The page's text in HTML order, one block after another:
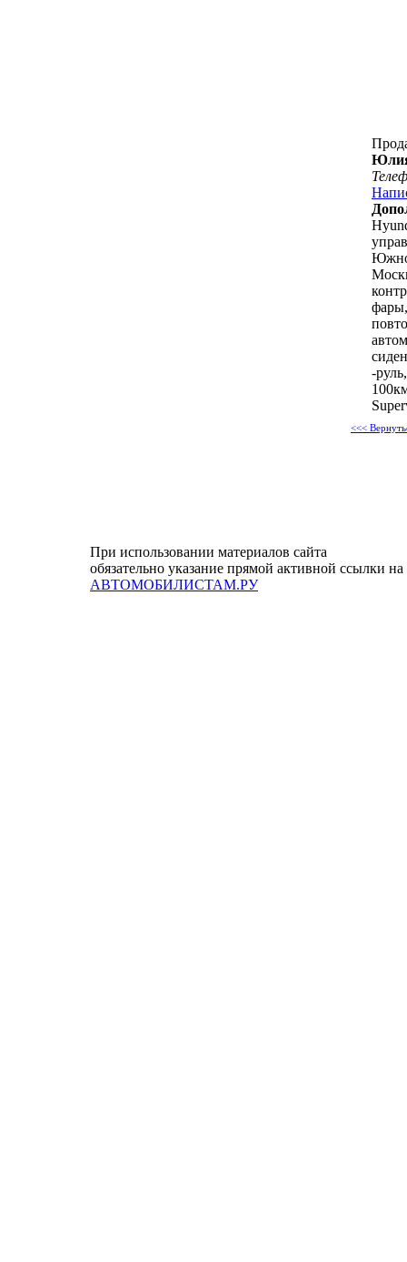
-
<<<
При использовании материалов сайта
обязательно указание прямой активной ссылки на
АВТОМОБИЛИСТАМ.РУ